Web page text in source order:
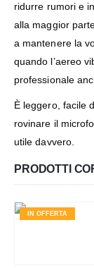
ridurre rumori e
alla maggior
a mantenere la
quando l’aereo
professionale
È leggero, facile
rovinare il
utile davvero.
PRODOTTI